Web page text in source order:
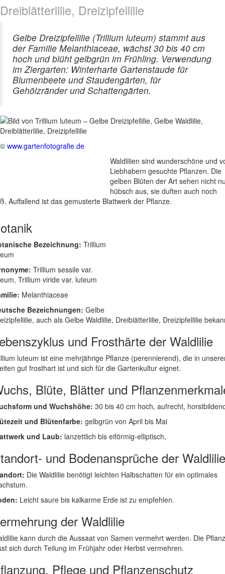
Dreiblätterlilie, Dreizipfellilie
Gelbe Dreizipfellilie (Trillium luteum) stammt aus
der Familie Melanthiaceae, wächst 30 bis 40 cm
hoch und blüht gelbgrün im Frühling. Verwendung
im Ziergarten: Winterharte Gartenstaude für
Blumenbeete und Staudengärten, für
Gehölzränder und Schattengärten.
© www.gartenfotografie.de
Waldlilien sind wunderschöne und
Liebhabern gesuchte Pflanzen. Die
gelben Blüten der Art sehen nicht
hübsch aus, sie duften auch noch
Auffallend ist das gemusterte Blattwerk der Pflanze.
Bezeichnung: Trillium
Trillium sessile var.
Trillium viride var. luteum
Melanthiaceae
Bezeichnungen: Gelbe
auch als Gelbe Waldlilie, Dreiblätterlilie, Dreizipfellilie
und Frosthärte der Waldlilie
luteum ist eine mehrjährige Pflanze (perennierend), die in
gut frosthart ist und sich für die Gartenkultur eignet.
Blüte, Blätter und
und Wuchshöhe: 30 bis 40 cm hoch, aufrecht,
und Blütenfarbe: gelbgrün von April bis Mai
und Laub: lanzettlich bis eiförmig-elliptisch,
und Bodenansprüche der Waldlilie
Die Waldlilie benötigt leichten Halbschatten für ein optimales
Leicht saure bis kalkarme Erde ist zu empfehlen.
der Waldlilie
kann durch die Aussaat von Samen vermehrt werden. Die
sich durch Teilung im Frühjahr oder Herbst vermehren.
Pflege und Pflanzenschutz